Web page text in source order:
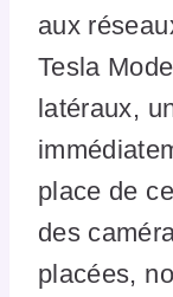
aux
Tesla
latéraux,
place de
des
placées,